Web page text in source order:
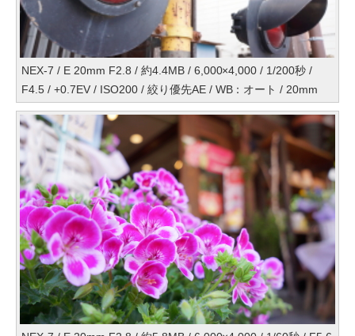
NEX-7 / E 20mm F2.8 / 約4.4MB / 6,000×4,000 / 1/200秒 /
F4.5 / +0.7EV / ISO200 / 絞り優先AE / WB：オート / 20mm